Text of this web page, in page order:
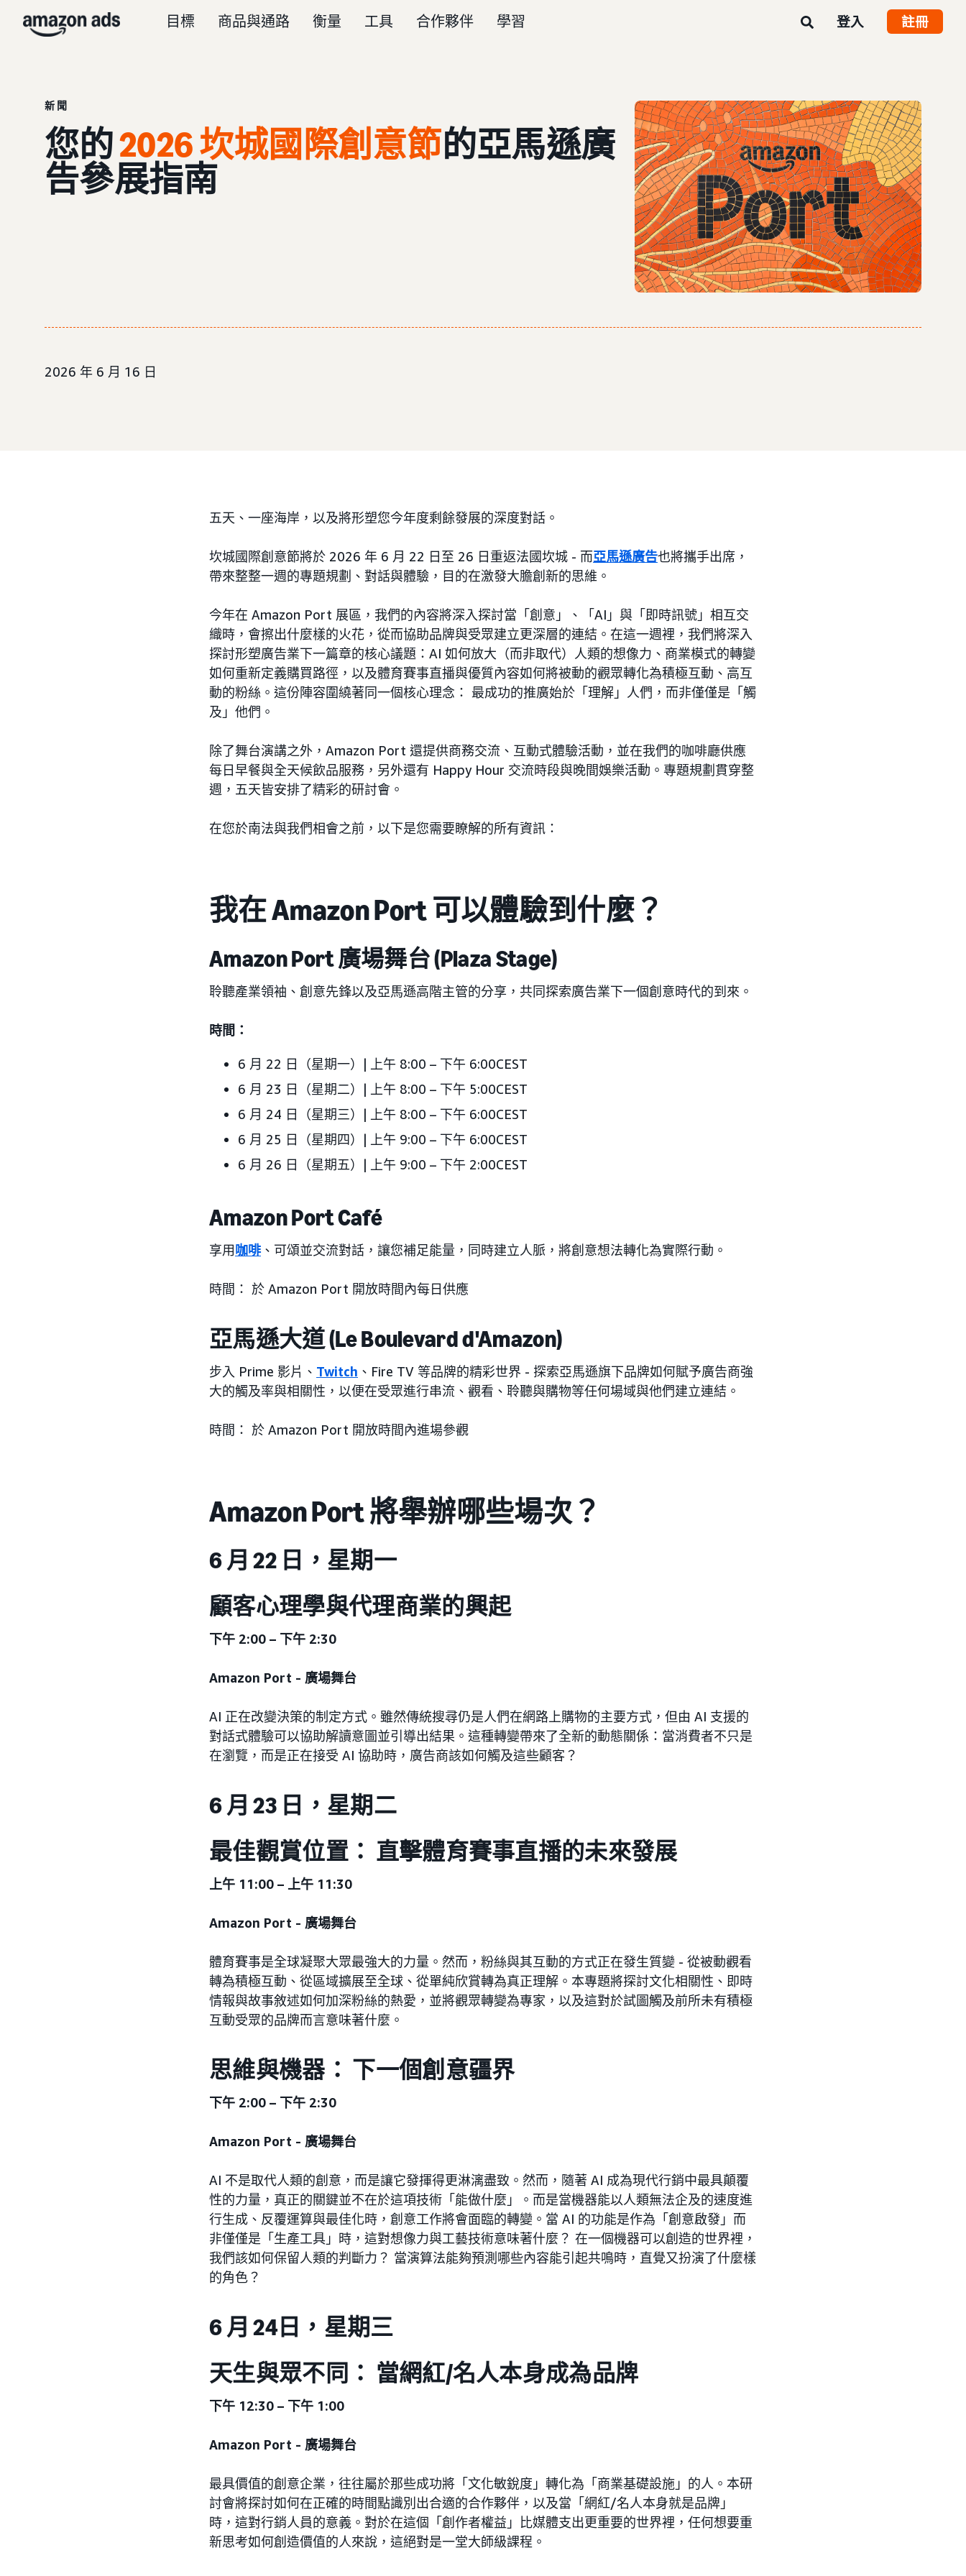
目標 商品與通路 衡量 工具 合作夥伴 學習 登入 註冊
新聞
您的2026 坎城國際創意節的亞馬遜廣
告參展指南
2026 年 6 月 16 日
五天、一座海岸，以及將形塑您今年度剩餘發展的深度對話。
坎城國際創意節將於 2026 年 6 月 22 日至 26 日重返法國坎城 - 而亞馬遜廣告也將攜手出席，
帶來整整一週的專題規劃、對話與體驗，目的在激發大膽創新的思維。
今年在 Amazon Port 展區，我們的內容將深入探討當「創意」、「AI」與「即時訊號」相互交
織時，會擦出什麼樣的火花，從而協助品牌與受眾建立更深層的連結。在這一週裡，我們將深入
探討形塑廣告業下一篇章的核心議題：AI 如何放大（而非取代）人類的想像力、商業模式的轉變
如何重新定義購買路徑，以及體育賽事直播與優質內容如何將被動的觀眾轉化為積極互動、高互
動的粉絲。這份陣容圍繞著同一個核心理念： 最成功的推廣始於「理解」人們，而非僅僅是「觸
及」他們。
除了舞台演講之外，Amazon Port 還提供商務交流、互動式體驗活動，並在我們的咖啡廳供應
每日早餐與全天候飲品服務，另外還有 Happy Hour 交流時段與晚間娛樂活動。專題規劃貫穿整
週，五天皆安排了精彩的研討會。
在您於南法與我們相會之前，以下是您需要瞭解的所有資訊：
我在 Amazon Port 可以體驗到什麼？
Amazon Port 廣場舞台 (Plaza Stage)
聆聽產業領袖、創意先鋒以及亞馬遜高階主管的分享，共同探索廣告業下一個創意時代的到來。
時間：
6 月 22 日（星期一）| 上午 8:00 – 下午 6:00CEST
6 月 23 日（星期二）| 上午 8:00 – 下午 5:00CEST
6 月 24 日（星期三）| 上午 8:00 – 下午 6:00CEST
6 月 25 日（星期四）| 上午 9:00 – 下午 6:00CEST
6 月 26 日（星期五）| 上午 9:00 – 下午 2:00CEST
Amazon Port Café
享用咖啡 、可頌並交流對話，讓您補足能量，同時建立人脈，將創意想法轉化為實際行動。
時間： 於 Amazon Port 開放時間內每日供應
亞馬遜大道 (Le Boulevard d'Amazon)
步入 Prime 影片、 Twitch 、Fire TV 等品牌的精彩世界 - 探索亞馬遜旗下品牌如何賦予廣告商強
大的觸及率與相關性，以便在受眾進行串流、觀看、聆聽與購物等任何場域與他們建立連結。
時間： 於 Amazon Port 開放時間內進場參觀
Amazon Port 將舉辦哪些場次？
6 月 22 日，星期一
顧客心理學與代理商業的興起
下午 2:00 – 下午 2:30
Amazon Port - 廣場舞台
AI 正在改變決策的制定方式。雖然傳統搜尋仍是人們在網路上購物的主要方式，但由 AI 支援的
對話式體驗可以協助解讀意圖並引導出結果。這種轉變帶來了全新的動態關係：當消費者不只是
在瀏覽，而是正在接受 AI 協助時，廣告商該如何觸及這些顧客？
6 月 23 日，星期二
最佳觀賞位置： 直擊體育賽事直播的未來發展
上午 11:00 – 上午 11:30
Amazon Port - 廣場舞台
體育賽事是全球凝聚大眾最強大的力量。然而，粉絲與其互動的方式正在發生質變 - 從被動觀看
轉為積極互動、從區域擴展至全球、從單純欣賞轉為真正理解。本專題將探討文化相關性、即時
情報與故事敘述如何加深粉絲的熱愛，並將觀眾轉變為專家，以及這對於試圖觸及前所未有積極
互動受眾的品牌而言意味著什麼。
思維與機器： 下一個創意疆界
下午 2:00 – 下午 2:30
Amazon Port - 廣場舞台
AI 不是取代人類的創意，而是讓它發揮得更淋漓盡致。然而，隨著 AI 成為現代行銷中最具顛覆
性的力量，真正的關鍵並不在於這項技術「能做什麼」。而是當機器能以人類無法企及的速度進
行生成、反覆運算與最佳化時，創意工作將會面臨的轉變。當 AI 的功能是作為「創意啟發」而
非僅僅是「生產工具」時，這對想像力與工藝技術意味著什麼？ 在一個機器可以創造的世界裡，
我們該如何保留人類的判斷力？ 當演算法能夠預測哪些內容能引起共鳴時，直覺又扮演了什麼樣
的角色？
6 月 24日，星期三
天生與眾不同： 當網紅/名人本身成為品牌
下午 12:30 – 下午 1:00
Amazon Port - 廣場舞台
最具價值的創意企業，往往屬於那些成功將「文化敏銳度」轉化為「商業基礎設施」的人。本研
討會將探討如何在正確的時間點識別出合適的合作夥伴，以及當「網紅/名人本身就是品牌」
時，這對行銷人員的意義。對於在這個「創作者權益」比媒體支出更重要的世界裡，任何想要重
新思考如何創造價值的人來說，這絕對是一堂大師級課程。